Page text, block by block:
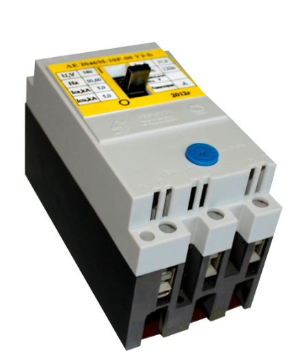
Стремянки с
Стремянки с
опорой
Ширмы
РЗА (шторы)
Штендеры
Щиты
диэлектрические